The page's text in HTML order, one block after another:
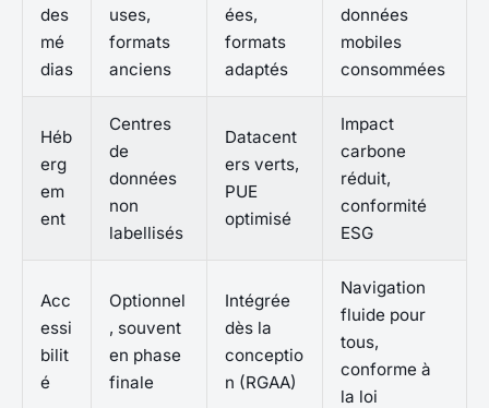
des
mé
dias
uses,
formats
anciens
ées,
formats
adaptés
données
mobiles
consommées
Héb
erg
em
ent
Centres
de
données
non
labellisés
Datacent
ers verts,
PUE
optimisé
Impact
carbone
réduit,
conformité
ESG
Acc
essi
bilit
é
Optionnel
, souvent
en phase
finale
Intégrée
dès la
conceptio
n (RGAA)
Navigation
fluide pour
tous,
conforme à
la loi